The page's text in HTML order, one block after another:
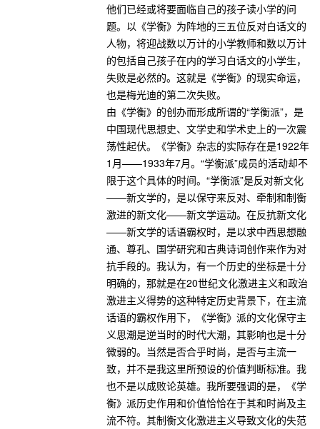
他们已经或将要面临自己的孩子读小学的问
题。以《学衡》为阵地的三五位反对白话文的
人物，将迎战数以万计的小学教师和数以万计
的包括自己孩子在内的学习白话文的小学生，
失败是必然的。这就是《学衡》的现实命运，
也是梅光迪的第二次失败。
由《学衡》的创办而形成所谓的“学衡派”，是
中国现代思想史、文学史和学术史上的一次震
荡性起伏。《学衡》杂志的实际存在是1922年
1月——1933年7月。“学衡派”成员的活动却不
限于这个具体的时间。“学衡派”是反对新文化
——新文学的，是以保守来反对、牵制和制衡
激进的新文化——新文学运动。在反抗新文化
——新文学的话语霸权时，是以求中西思想融
通、尊孔、国学研究和古典诗词创作来作为对
抗手段的。我认为，有一个历史的坐标是十分
明确的，那就是在20世纪文化激进主义和政治
激进主义得势的这种特定历史背景下，在主流
话语的霸权作用下，《学衡》派的文化保守主
义思潮是逆当时的时代大潮，其影响也是十分
微弱的。当然是否合乎时尚，是否与主流一
致，并不是我这里所预设的价值判断标准。我
也不是以成败论英雄。我所要强调的是，《学
衡》派历史作用和价值恰恰在于其和时尚及主
流不符。其制衡文化激进主义导致文化的失范